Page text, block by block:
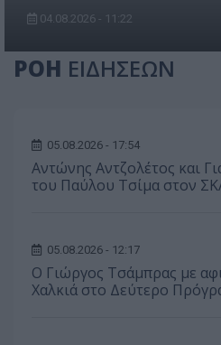
04.08.2026 - 11:22
ΡΟΗ ΕΙΔΗΣΕΩΝ
05.08.2026 - 17:54
Αντώνης Αντζολέτος και
του Παύλου Τσίμα στον
05.08.2026 - 12:17
O Γιώργος Τσάμπρας με
Χαλκιά στο Δεύτερο